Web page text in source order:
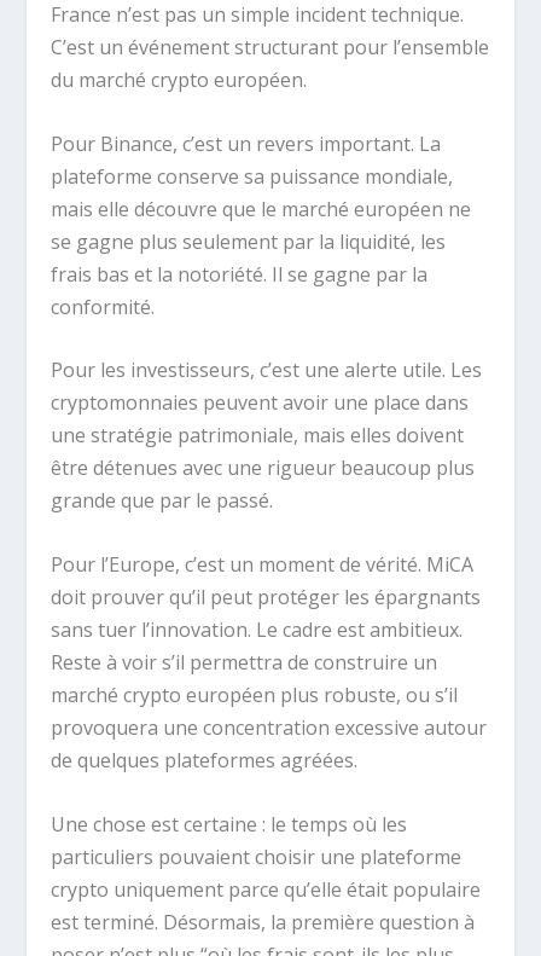
France n’est pas un simple incident technique.
C’est un événement structurant pour l’ensemble
du marché crypto européen.
Pour Binance, c’est un revers important. La
plateforme conserve sa puissance mondiale,
mais elle découvre que le marché européen ne
se gagne plus seulement par la liquidité, les
frais bas et la notoriété. Il se gagne par la
conformité.
Pour les investisseurs, c’est une alerte utile. Les
cryptomonnaies peuvent avoir une place dans
une stratégie patrimoniale, mais elles doivent
être détenues avec une rigueur beaucoup plus
grande que par le passé.
Pour l’Europe, c’est un moment de vérité. MiCA
doit prouver qu’il peut protéger les épargnants
sans tuer l’innovation. Le cadre est ambitieux.
Reste à voir s’il permettra de construire un
marché crypto européen plus robuste, ou s’il
provoquera une concentration excessive autour
de quelques plateformes agréées.
Une chose est certaine : le temps où les
particuliers pouvaient choisir une plateforme
crypto uniquement parce qu’elle était populaire
est terminé. Désormais, la première question à